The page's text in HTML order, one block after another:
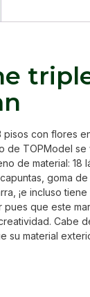
pisos con flores
de TOPModel se
de material: 18
goma de
¡e incluso
pues que este
Cabe
su material